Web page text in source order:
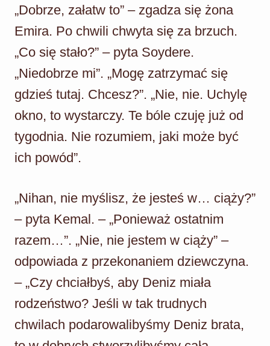
„Dobrze, załatw to” – zgadza się żona
Emira. Po chwili chwyta się za brzuch.
„Co się stało?” – pyta Soydere.
„Niedobrze mi”. „Mogę zatrzymać się
gdzieś tutaj. Chcesz?”. „Nie, nie. Uchylę
okno, to wystarczy. Te bóle czuję już od
tygodnia. Nie rozumiem, jaki może być
ich powód”.
„Nihan, nie myślisz, że jesteś w… ciąży?”
– pyta Kemal. – „Ponieważ ostatnim
razem…”. „Nie, nie jestem w ciąży” –
odpowiada z przekonaniem dziewczyna.
– „Czy chciałbyś, aby Deniz miała
rodzeństwo? Jeśli w tak trudnych
chwilach podarowalibyśmy Deniz brata,